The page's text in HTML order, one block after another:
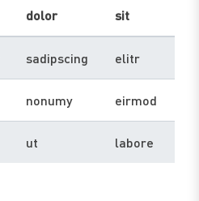
dolor sit
sadipscing elitr
nonumy eirmod
ut labore